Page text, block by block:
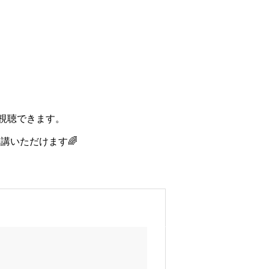
聴できます。
いただけます🌈